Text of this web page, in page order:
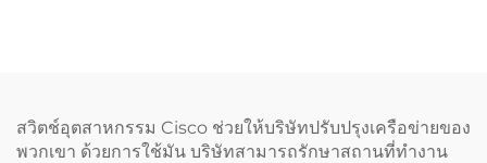
สวิตช์อุตสาหกรรม Cisco ช่วยให้บริษัทปรับปรุงเครือข่ายของ
พวกเขา ด้วยการใช้มัน บริษัทสามารถรักษาสถานที่ทํางาน